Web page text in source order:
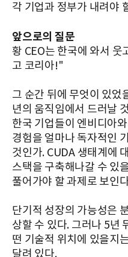
각 기업과 정부가 내려야
앞으로의 질문
황 CEO는 한국에 와서
고 코리아!"
그 순간 뒤에 무엇이 있었
년의 움직임에서 드러날
한국 기업들이 엔비디아
경험을 얼마나 독자적인
것인가. CUDA 생태계에
스택을 구축해나갈 수 있
풀어가야 할 과제로 보인
단기적 성장의 가능성은
상할 수 있다. 그러나 5년
떤 기술적 위치에 있을지
달려 있다.